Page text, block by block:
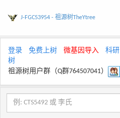
J-FGC53954 - 祖源树TheYtree
登录 免费上树 微基因导入 科研
树
祖源树用户群（Q群764507041）